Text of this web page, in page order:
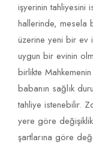
işyerinin tahliyesini
hallerinde, mesela
üzerine yeni bir ev
uygun bir evinin
birlikte
babanın sağlık
tahliye istenebilir.
yere göre
şartlarına göre